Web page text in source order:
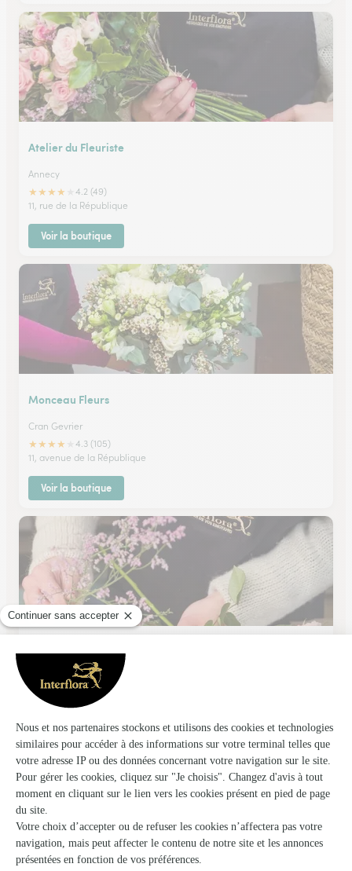
Atelier du Fleuriste
Annecy
★★★★
4.2 (49)
11, rue de la République
Voir la boutique
Monceau Fleurs
Cran Gevrier
★★★★
4.3 (105)
11, avenue de la République
Voir la boutique
L’evasion
Meythet
★★
4.5 (25)
2, rue François Vernex
Voir la boutique